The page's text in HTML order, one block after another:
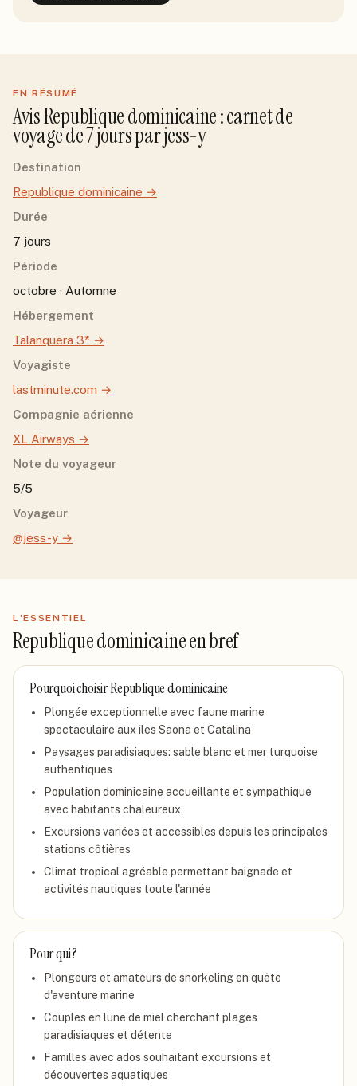
EN RÉSUMÉ
AvisRepublique dominicaine: carnet de
voyage de7joursparjess-y
Destination
Republique dominicaine →
Durée
7 jours
Période
octobre · Automne
Hébergement
Talanquera 3* →
Voyagiste
lastminute.com →
Compagnie aérienne
XL Airways →
Note du voyageur
5/5
Voyageur
@jess-y →
L'ESSENTIEL
Republique dominicaineen bref
Pourquoi choisirRepublique dominicaine
Plongée exceptionnelle avec faune marine
spectaculaire aux îles Saona et Catalina
Paysages paradisiaques: sable blanc et mer turquoise
authentiques
Population dominicaine accueillante et sympathique
avec habitants chaleureux
Excursions variées et accessibles depuis les principales
stations côtières
Climat tropical agréable permettant baignade et
activités nautiques toute l'année
Pour qui ?
Plongeurs et amateurs de snorkeling en quête
d'aventure marine
Couples en lune de miel cherchant plages
paradisiaques et détente
Familles avec ados souhaitant excursions et
découvertes aquatiques